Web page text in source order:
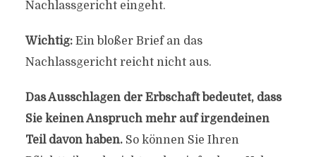
Nachlassgericht eingeht.
Wichtig: Ein bloßer Brief an das
Nachlassgericht reicht nicht aus.
Das Ausschlagen der Erbschaft bedeutet, dass
Sie keinen Anspruch mehr auf irgendeinen
Teil davon haben.So können Sie Ihren